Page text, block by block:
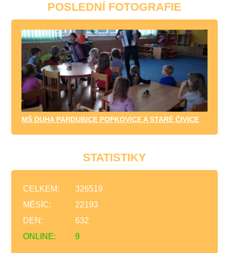
POSLEDNÍ FOTOGRAFIE
MŠ DUHA PARDUBICE POPKOVICE A STARÉ ČIVICE
STATISTIKY
ONLINE: 9
CELKEM:
326519
MĚSÍC:
22193
DEN:
632